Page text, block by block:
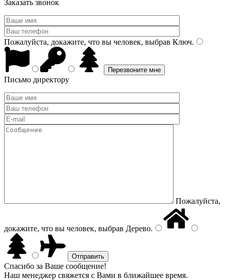
Заказать звонок
Пожалуйста, докажите, что вы человек, выбрав Ключ.
Письмо директору
Пожалуйста,
докажите, что вы человек, выбрав Дерево.
Спасибо за Ваше сообщение!
Наш менеджер свяжется с Вами в ближайшее время.